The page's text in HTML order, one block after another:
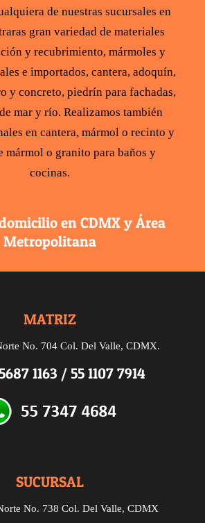
de nuestras sucursales en
gran variedad de materiales
y recubrimiento, mármoles y
e importados, cantera, adoquín,
y concreto, piedrín para fachadas,
mar y río. Realizamos también
en cantera, mármolo recinto y
mármol o granito para baños y
cocinas.
en CDMX y Área
Metropolitana
MATRIZ
No. 704 Col. Del Valle, CDMX.
1163 / 55 1107 7914
SUCURSAL
No. 738 Col. Del Valle, CDMX